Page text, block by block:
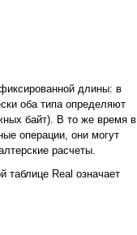
длины: в
оба типа определяют
байт). В то же время в
операции, они могут
расчеты.
Real означает